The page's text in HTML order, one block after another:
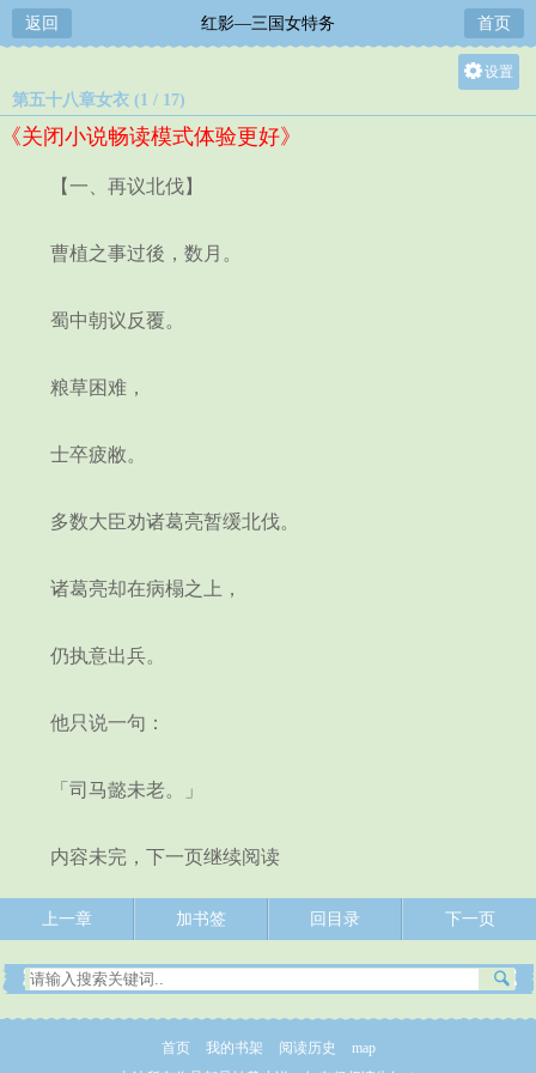
返回 红影—三国女特务 首页
设置
第五十八章女衣 (1 / 17)
《关闭小说畅读模式体验更好》
【一、再议北伐】
曹植之事过後，数月。
蜀中朝议反覆。
粮草困难，
士卒疲敝。
多数大臣劝诸葛亮暂缓北伐。
诸葛亮却在病榻之上，
仍执意出兵。
他只说一句：
「司马懿未老。」
内容未完，下一页继续阅读
上一章 加书签 回目录 下一页
首页 我的书架 阅读历史
map